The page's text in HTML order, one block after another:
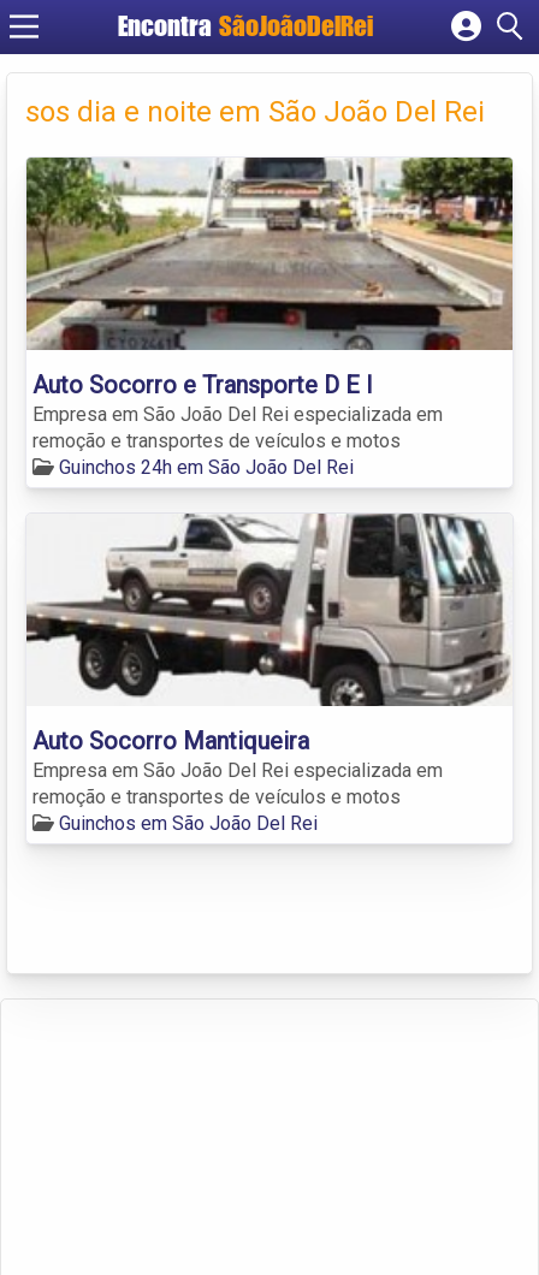
Encontra SãoJoãoDelRei
Cadastrar empresa
Fazer login
Criar conta
sos dia e noite em São João Del Rei
Auto Socorro e Transporte D E I
Empresa em São João Del Rei especializada em
remoção e transportes de veículos e motos
Guinchos 24h em São João Del Rei
Auto Socorro Mantiqueira
Empresa em São João Del Rei especializada em
remoção e transportes de veículos e motos
Guinchos em São João Del Rei